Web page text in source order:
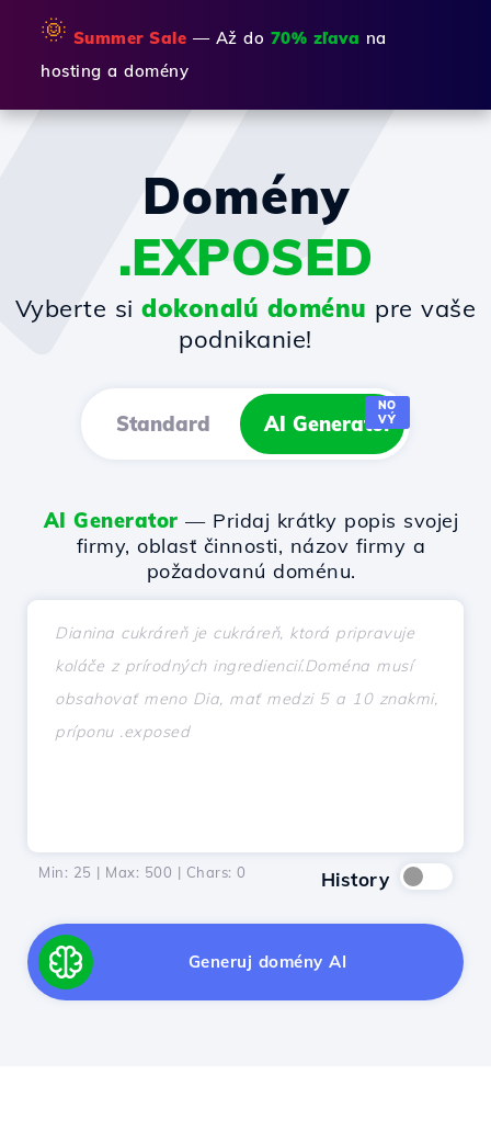
🌞 Summer Sale — Až do 70% zľava na
hosting a domény
Domény
.EXPOSED
Vyberte sidokonalú doménu pre vaše
podnikanie!
Standard AI Generator
NO
VÝ
AI Generator — Pridaj krátky popis svojej
firmy, oblasť činnosti, názov firmy a
požadovanú doménu.
Min: 25 | Max: 500 | Chars: 0 History
Generuj domény AI